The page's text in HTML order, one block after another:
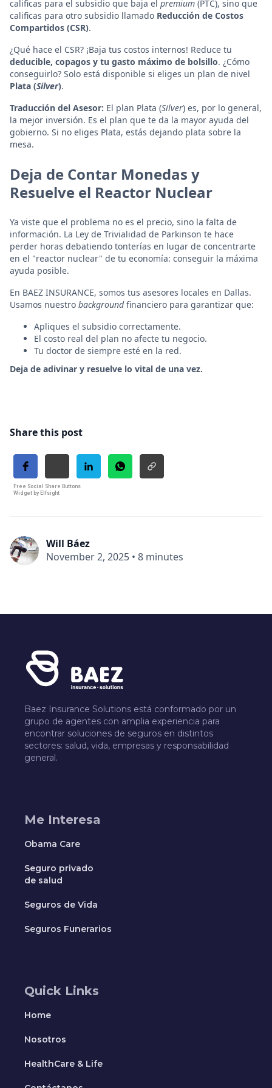
calificas para el subsidio que baja el premium (PTC), sino que
calificas para otro subsidio llamado Reducción de Costos
Compartidos (CSR).
¿Qué hace el CSR? ¡Baja tus costos internos! Reduce tu
deducible, copagos y tu gasto máximo de bolsillo. ¿Cómo
conseguirlo? Solo está disponible si eliges un plan de nivel
Plata (Silver).
Traducción del Asesor: El plan Plata (Silver) es, por lo general,
la mejor inversión. Es el plan que te da la mayor ayuda del
gobierno. Si no eliges Plata, estás dejando plata sobre la
mesa.
Deja de Contar Monedas y
Resuelve el Reactor Nuclear
Ya viste que el problema no es el precio, sino la falta de
información. La Ley de Trivialidad de Parkinson te hace
perder horas debatiendo tonterías en lugar de concentrarte
en el "reactor nuclear" de tu economía: conseguir la máxima
ayuda posible.
En BAEZ INSURANCE, somos tus asesores locales en Dallas.
Usamos nuestro backgroundfinanciero para garantizar que:
Apliques el subsidio correctamente.
El costo real del plan no afecte tu negocio.
Tu doctor de siempre esté en la red.
Deja de adivinar y resuelve lo vital de una vez.
Share this post
Free Social Share Buttons
Widget by Elfsight
Will Báez
November 2, 2025 • 8 minutes
Baez Insurance Solutions está conformado por un
grupo de agentes con amplia experiencia para
encontrar soluciones de seguros en distintos
sectores: salud, vida, empresas y responsabilidad
general.
Me Interesa
Obama Care
Seguro privado
de salud
Seguros de Vida
Seguros Funerarios
Quick Links
Home
Nosotros
HealthCare & Life